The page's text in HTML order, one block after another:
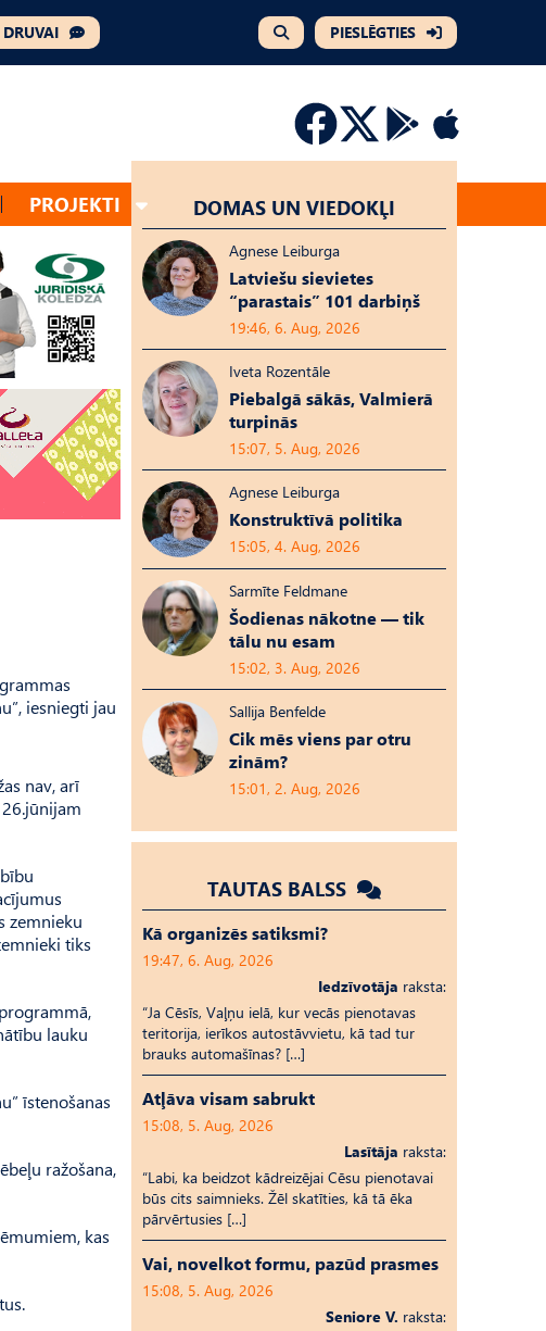
PIESLĒGTIES
PROJEKTI
iesniegti jau
nav, arī
zemnieku
tiks
lauku
īstenošanas
ražošana,
kas
DOMAS UN VIEDOKĻI
Agnese Leiburga
Latviešu sievietes
“parastais” 101 darbiņš
19:46, 6. Aug, 2026
Iveta Rozentāle
Piebalgā sākās, Valmierā
turpinās
15:07, 5. Aug, 2026
Agnese Leiburga
Konstruktīvā politika
15:05, 4. Aug, 2026
Sarmīte Feldmane
Šodienas nākotne — tik
tālu nu esam
15:02, 3. Aug, 2026
Sallija Benfelde
Cik mēs viens par otru
zinām?
15:01, 2. Aug, 2026
TAUTAS BALSS
Kā organizēs satiksmi?
19:47, 6. Aug, 2026
Iedzīvotāja raksta:
“Ja Cēsīs, Vaļņu ielā, kur vecās pienotavas
teritorija, ierīkos autostāvvietu, kā tad tur
brauks automašīnas? […]
Atļāva visam sabrukt
15:08, 5. Aug, 2026
Lasītāja raksta:
“Labi, ka beidzot kādreizējai Cēsu pienotavai
būs cits saimnieks. Žēl skatīties, kā tā ēka
pārvērtusies […]
Vai, novelkot formu, pazūd prasmes
15:08, 5. Aug, 2026
Seniore V. raksta: